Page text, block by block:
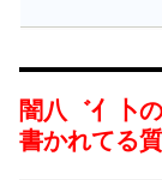
闇八゛亻卜
書かれてる